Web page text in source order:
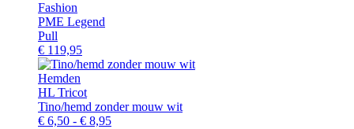
Fashion
PME Legend
Pull
€ 119,95
Hemden
HL Tricot
Tino/hemd zonder mouw wit
€ 6,50 - € 8,95Prijsklasse: